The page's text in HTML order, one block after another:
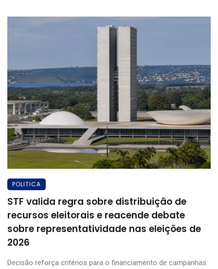
POLITICA
STF valida regra sobre distribuição de
recursos eleitorais e reacende debate
sobre representatividade nas eleições de
2026
Decisão reforça critérios para o financiamento de campanhas